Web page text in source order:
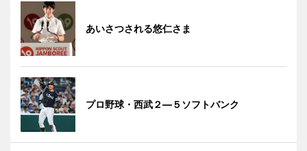
あいさつされる悠仁さま
プロ野球・西武２―５ソフトバンク